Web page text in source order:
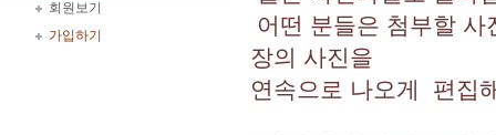
회원보기
가입하기
어떤 분들은 첨부할
장의 사진을
연속으로 나오게 편집